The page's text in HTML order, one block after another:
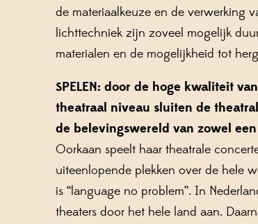
de materiaalkeuze en de verwerking
lichttechniek zijn zoveel mogelijk
materialen en de mogelijkheid tot
SPELEN: door de hoge kwaliteit
theatraal niveau sluiten de
de belevingswereld van zowel
Oorkaan speelt haar theatrale
uiteenlopende plekken over de hele
is “language no problem”. In
theaters door het hele land aan.